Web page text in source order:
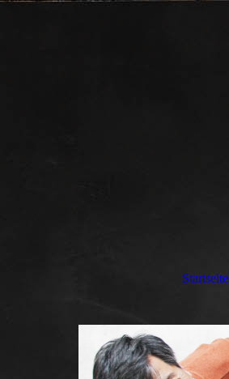
Startseite